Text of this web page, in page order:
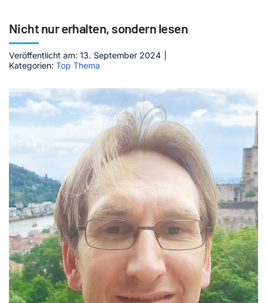
Service
Mediathek
Kontakt
Nicht nur erhalten, sondern lesen
Veröffentlicht am: 13. September 2024
Kategorien: Top Thema